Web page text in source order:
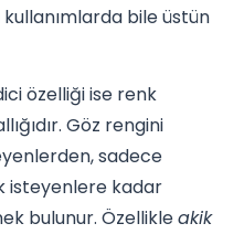
bile üstün
özelliği ise renk
Göz rengini
sadece
isteyenlere kadar
bulunur. Özellikleakik